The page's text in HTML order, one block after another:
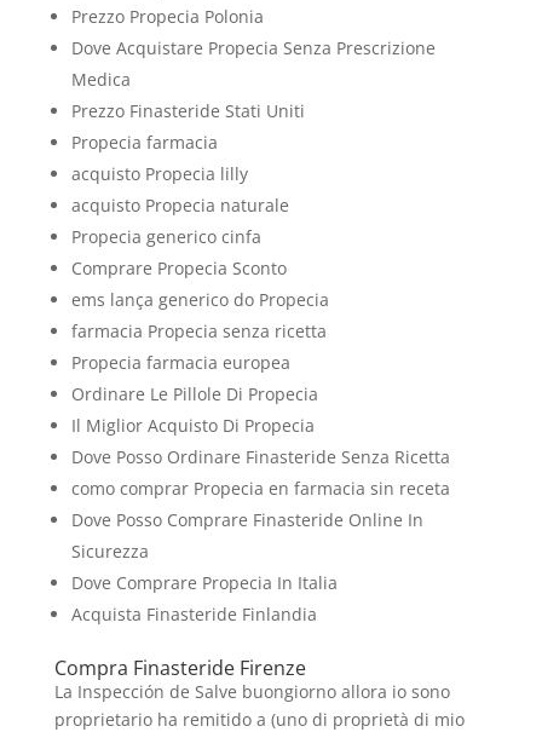
Prezzo Propecia Polonia
Dove Acquistare Propecia Senza Prescrizione
Medica
Prezzo Finasteride Stati Uniti
Propecia farmacia
acquisto Propecia lilly
acquisto Propecia naturale
Propecia generico cinfa
Comprare Propecia Sconto
ems lança generico do Propecia
farmacia Propecia senza ricetta
Propecia farmacia europea
Ordinare Le Pillole Di Propecia
Il Miglior Acquisto Di Propecia
Dove Posso Ordinare Finasteride Senza Ricetta
como comprar Propecia en farmacia sin receta
Dove Posso Comprare Finasteride Online In
Sicurezza
Dove Comprare Propecia In Italia
Acquista Finasteride Finlandia
Compra Finasteride Firenze
La Inspección de Salve buongiorno allora io sono
proprietario ha remitido a (uno di proprietà di mio